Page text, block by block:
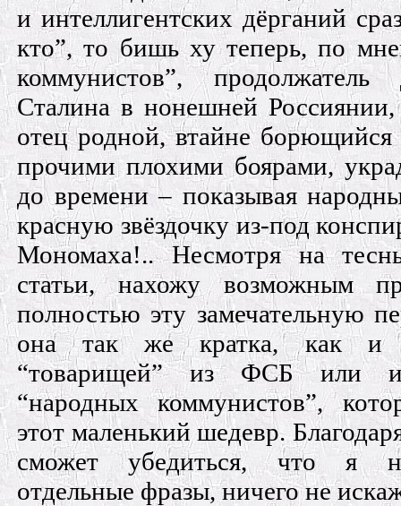
и интеллигентских дёрганий
кто”, то бишь ху теперь, по
коммунистов”, продолжатель
Сталина в нонешней
отец родной, втайне
прочими плохими боярами,
до времени – показывая
красную звёздочку из-под
Мономаха!.. Несмотря на
статьи, нахожу возможным
полностью эту замечательную
она так же кратка, как и
“товарищей” из ФСБ или
“народных коммунистов”,
этот маленький шедевр.
сможет убедиться, что я
отдельные фразы, ничего не